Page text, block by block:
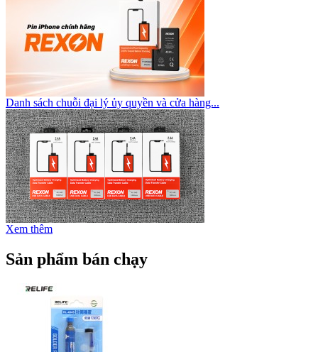
Danh sách chuỗi đại lý ủy quyền và cửa hàng...
Xem thêm
Sản phẩm bán chạy